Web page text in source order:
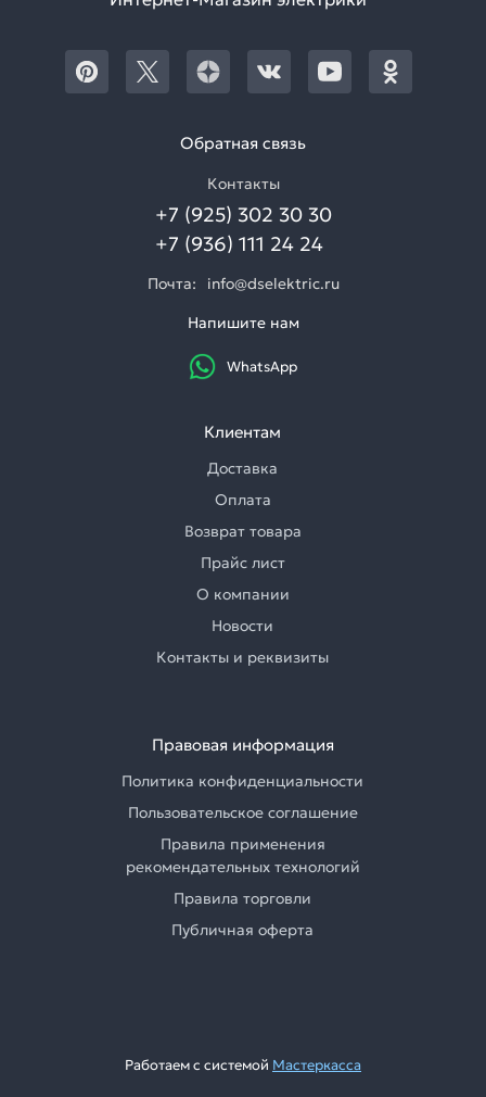
Обратная связь
Контакты
+7 (925) 302 30 30
+7 (936) 111 24 24
Почта:
info@dselektric.ru
Напишите нам
WhatsApp
Клиентам
Доставка
Оплата
Возврат товара
Прайс лист
О компании
Новости
Контакты и реквизиты
Правовая информация
Политика конфиденциальности
Пользовательское соглашение
Правила применения
рекомендательных технологий
Правила торговли
Публичная оферта
Работаем с системой Мастеркасса